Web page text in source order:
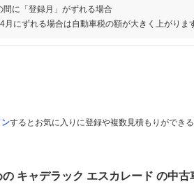
間に「登録月」がずれる場合
月にずれる場合は自動車税の額が大きく上がりま
するとお気に入りに登録や複数見積もりができる
キャデラック エスカレード の中古